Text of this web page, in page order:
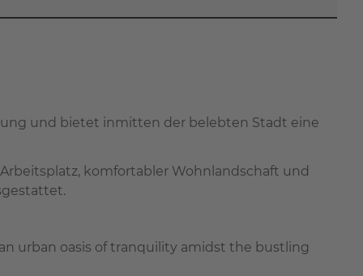
und bietet inmitten der belebten Stadt eine
komfortabler Wohnlandschaft und
urban oasis of tranquility amidst the bustling